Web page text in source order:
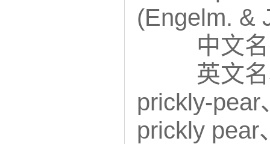
(Engelm. &
中文
英文
prickly-pear
prickly pear